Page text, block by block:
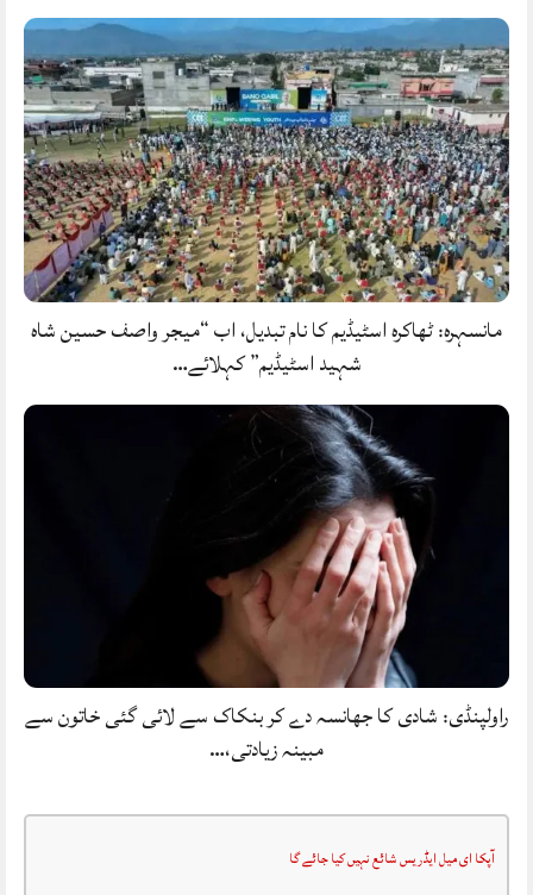
مانسہرہ: ٹھاکرہ اسٹیڈیم کا نام تبدیل، اب “میجر واصف حسین شاہ
شہید اسٹیڈیم” کہلائے…
راولپنڈی: شادی کا جھانسہ دے کر بنکاک سے لائی گئی خاتون سے
مبینہ زیادتی،…
آپکا ای میل ایڈریس شائع نہیں کیا جائے گا